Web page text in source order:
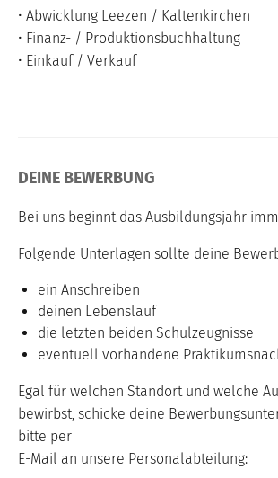
• Abwicklung Leezen / Kaltenkirchen
• Finanz- / Produktionsbuchhaltung
• Einkauf / Verkauf
DEINE BEWERBUNG
Bei uns beginnt das Ausbildungsjahr
Folgende Unterlagen sollte deine
ein Anschreiben
deinen Lebenslauf
die letzten beiden Schulzeugnisse
eventuell vorhandene
Egal für welchen Standort und welche
bewirbst, schicke deine
bitte per
E-Mail an unsere Personalabteilung: